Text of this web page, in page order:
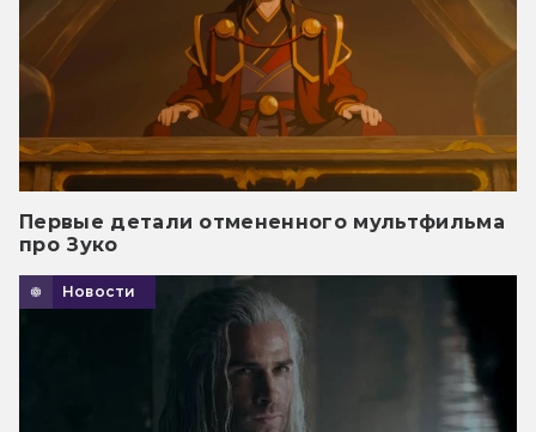
Первые детали отмененного мультфильма
про Зуко
Новости